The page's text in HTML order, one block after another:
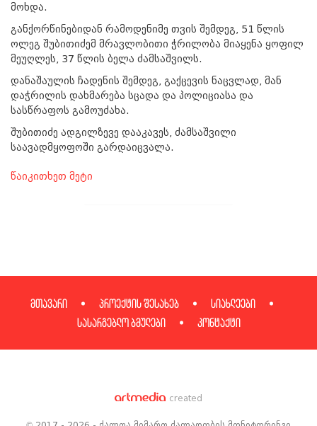
მოხდა.
განქორწინებიდან რამოდენიმე თვის შემდეგ, 51 წლის
ოლეგ შუბითიძემ მრავლობითი ჭრილობა მიაყენა ყოფილ
მეუღლეს, 37 წლის ბელა ძამსაშვილს.
დანაშაულის ჩადენის შემდეგ, გაქცევის ნაცვლად, მან
დაჭრილის დახმარება სცადა და პოლიციასა და
სასწრაფოს გამოუძახა.
შუბითიძე ადგილზევე დააკავეს, ძამსაშვილი
საავადმყოფოში გარდაიცვალა.
წაიკითხეთ მეტი
მთავარი პროექტის შესახებ
სიახლეები
სასარგებლო ბმულები
კონტაქტი
created